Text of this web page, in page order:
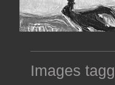
Images